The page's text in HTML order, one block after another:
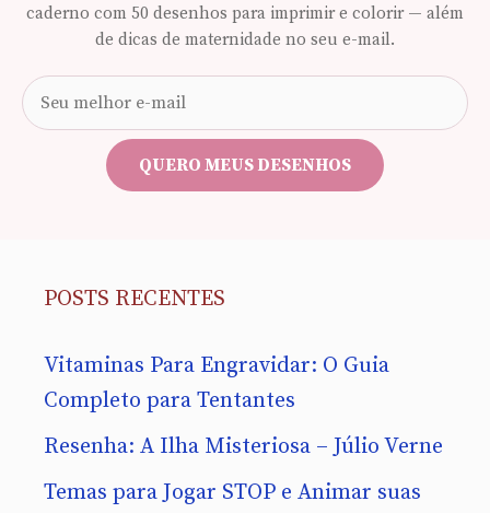
caderno com 50 desenhos para imprimir e colorir — além
de dicas de maternidade no seu e-mail.
e-
mail
QUERO MEUS DESENHOS
POSTS RECENTES
Vitaminas Para Engravidar: O Guia
Completo para Tentantes
Resenha: A Ilha Misteriosa – Júlio Verne
Temas para Jogar STOP e Animar suas